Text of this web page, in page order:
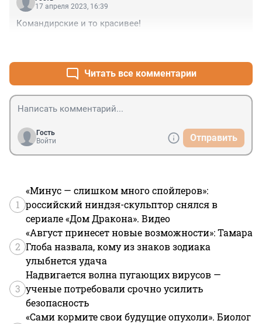
60-70 % сможет скинуть максимум. Они и нулёвые тут
совсем другую марку...
17 апреля 2023, 16:39
Командирские и то красивее!
Читать все комментарии
Гость
Войти
Отправить
1
«Минус — слишком много спойлеров»:
российский ниндзя-скульптор снялся в
сериале «Дом Дракона». Видео
2
«Август принесет новые возможности»: Тамара
Глоба назвала, кому из знаков зодиака
улыбнется удача
3
Надвигается волна пугающих вирусов —
ученые потребовали срочно усилить
безопасность
«Сами кормите свои будущие опухоли». Биолог